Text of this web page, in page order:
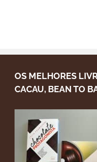
OS MELHORES
CACAU, BEAN TO